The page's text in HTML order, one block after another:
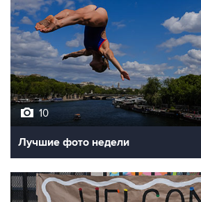
10
Лучшие фото недели